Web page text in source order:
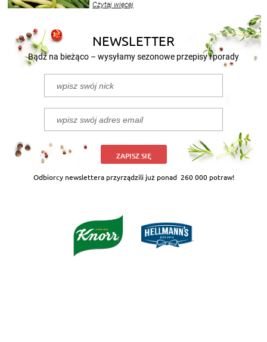
nasze propozycje!
Czytaj więcej
NEWSLETTER
Bądź na bieżąco – wysyłamy sezonowe przepisy i porady
ZAPISZ SIĘ
Odbiorcy newslettera przyrządzili już ponad 260 000 potraw!